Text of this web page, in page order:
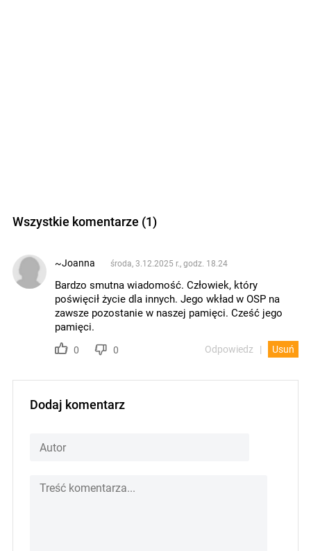
Wszystkie komentarze (1)
~Joanna środa, 3.12.2025 r., godz. 18.24
Bardzo smutna wiadomość. Człowiek, który
poświęcił życie dla innych. Jego wkład w OSP na
zawsze pozostanie w naszej pamięci. Cześć jego
pamięci.
0 0 Odpowiedz Usuń
Dodaj komentarz